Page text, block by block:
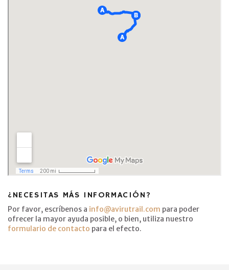
¿NECESITAS MÁS INFORMACIÓN?
Por favor, escríbenos a info@avirutrail.com para poder
ofrecer la mayor ayuda posible, o bien, utiliza nuestro
formulario de contacto para el efecto.